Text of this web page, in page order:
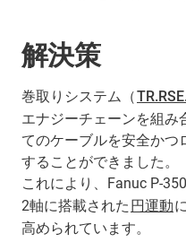
解決策
巻取りシステム（
エナジーチェーンを組み
てのケーブルを安全かつ
することができました。
これにより、Fanuc P-
2軸に搭載された 円運動
高められています。